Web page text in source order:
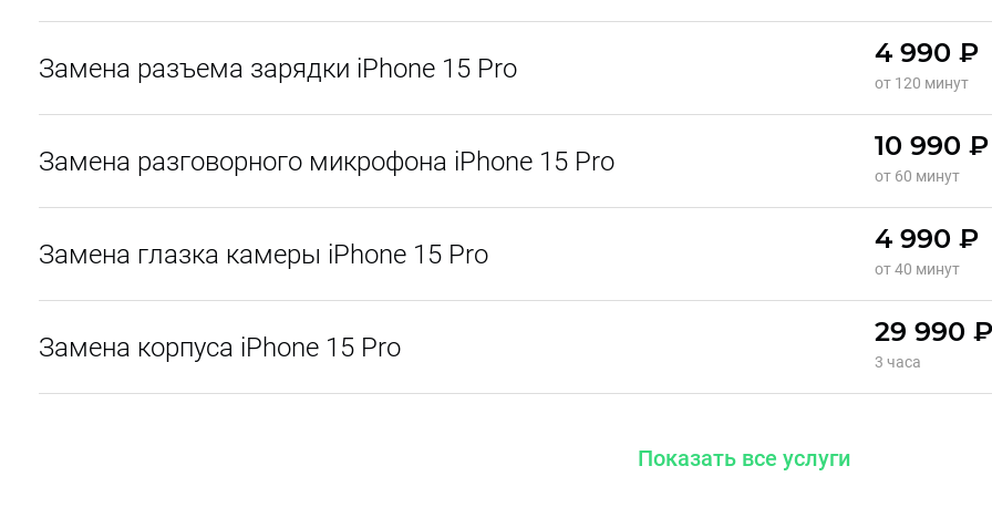
Замена разъема зарядки iPhone 15 Pro 4 990 ₽
от 120 минут
Замена разговорного микрофона iPhone 15 Pro 10 990 ₽
от 60 минут
Замена глазка камеры iPhone 15 Pro 4 990 ₽
от 40 минут
Замена корпуса iPhone 15 Pro 29 990 ₽
3 часа
Показать все услуги